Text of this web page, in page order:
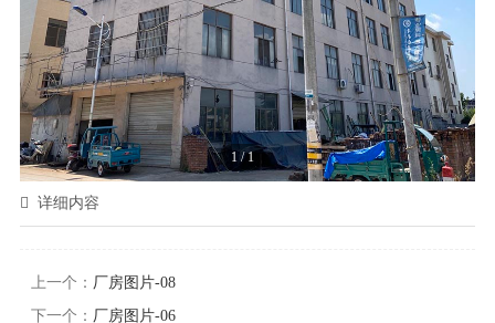
1/1
详细内容
上一个： 厂房图片-08
下一个： 厂房图片-06